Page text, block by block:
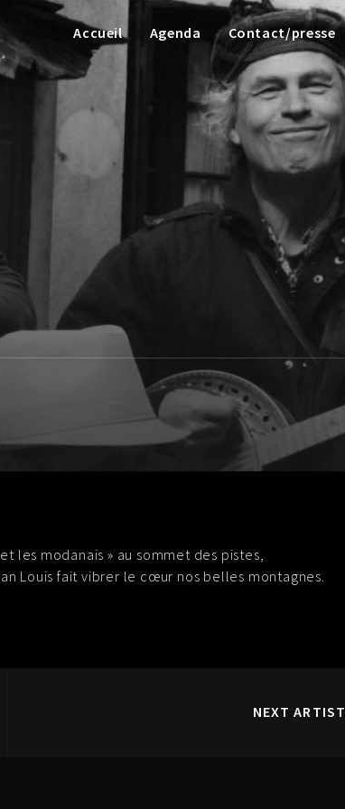
Accueil Agenda Contact/presse
les modanais » au sommet des pistes,
Louis fait vibrer le cœur nos belles montagnes.
NEXT ARTIST